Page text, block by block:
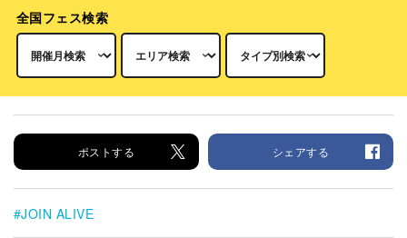
全国フェス検索
ポストする シェアする
JOIN ALIVE